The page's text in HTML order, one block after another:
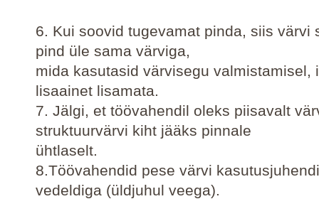
6. Kui soovid tugevamat pinda, siis värvi
pind üle sama värviga,
mida kasutasid värvisegu valmistamisel,
lisaainet lisamata.
7. Jälgi, et töövahendil oleks piisavalt
struktuurvärvi kiht jääks pinnale
ühtlaselt.
8.Töövahendid pese värvi
vedeldiga (üldjuhul veega).